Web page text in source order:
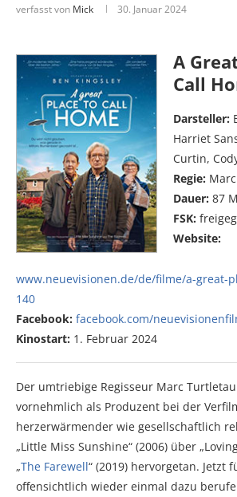
verfasst von Mick 30. Januar 2024
A
Call
Darsteller:
Harriet
Curtin,
Regie:
Dauer: 87
FSK:
Website:
www.neuevisionen.de/de/filme/a-great-
140
Facebook: facebook.com/
Kinostart: 1. Februar 2024
Der umtriebige Regisseur Marc
vornehmlich als Produzent bei der
herzerwärmender wie gesellschaftlich
„Little Miss Sunshine“ (2006) über
„The Farewell“ (2019) hervorgetan. Jetzt
offensichtlich wieder einmal dazu